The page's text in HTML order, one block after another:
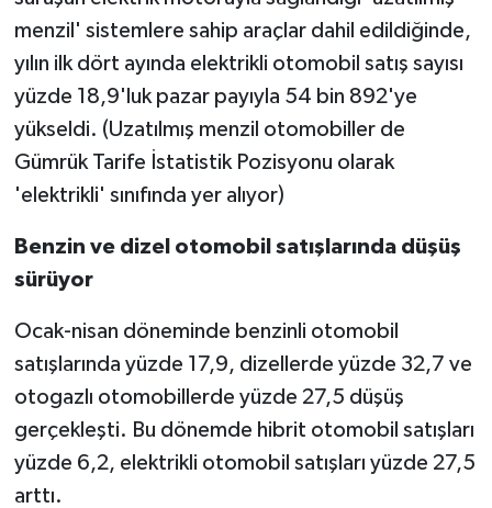
menzil' sistemlere sahip araçlar dahil edildiğinde,
yılın ilk dört ayında elektrikli otomobil satış sayısı
yüzde 18,9'luk pazar payıyla 54 bin 892'ye
yükseldi. (Uzatılmış menzil otomobiller de
Gümrük Tarife İstatistik Pozisyonu olarak
'elektrikli' sınıfında yer alıyor)
Benzin ve dizel otomobil satışlarında düşüş
sürüyor
Ocak-nisan döneminde benzinli otomobil
satışlarında yüzde 17,9, dizellerde yüzde 32,7 ve
otogazlı otomobillerde yüzde 27,5 düşüş
gerçekleşti. Bu dönemde hibrit otomobil satışları
yüzde 6,2, elektrikli otomobil satışları yüzde 27,5
arttı.